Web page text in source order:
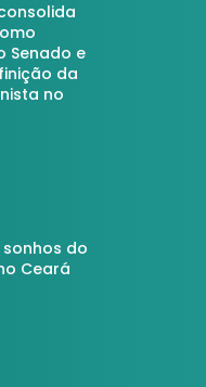
Senado e
da
no
do
Ceará